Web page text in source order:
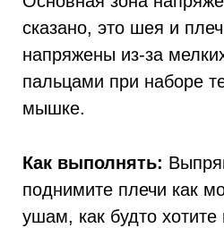
сказано, это шея и
напряжены из-за
пальцами при наборе
мышке.
Как выполнять:
поднимите плечи как
ушам, как будто хотите